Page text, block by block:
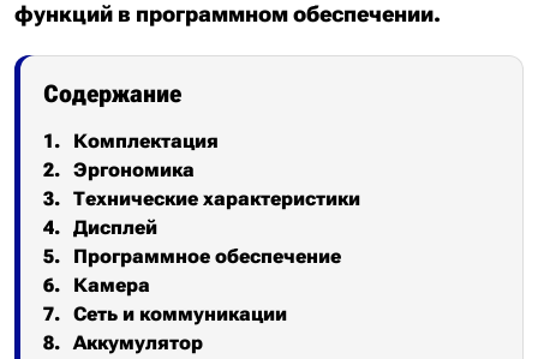
функций в программном обеспечении.
Содержание
Комплектация
Эргономика
Технические характеристики
Дисплей
Программное обеспечение
Камера
Сеть и коммуникации
Аккумулятор